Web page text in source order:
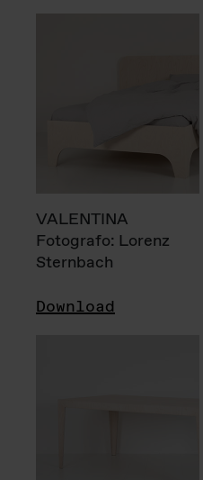
VALENTINA
Fotografo: Lorenz
Sternbach
Download